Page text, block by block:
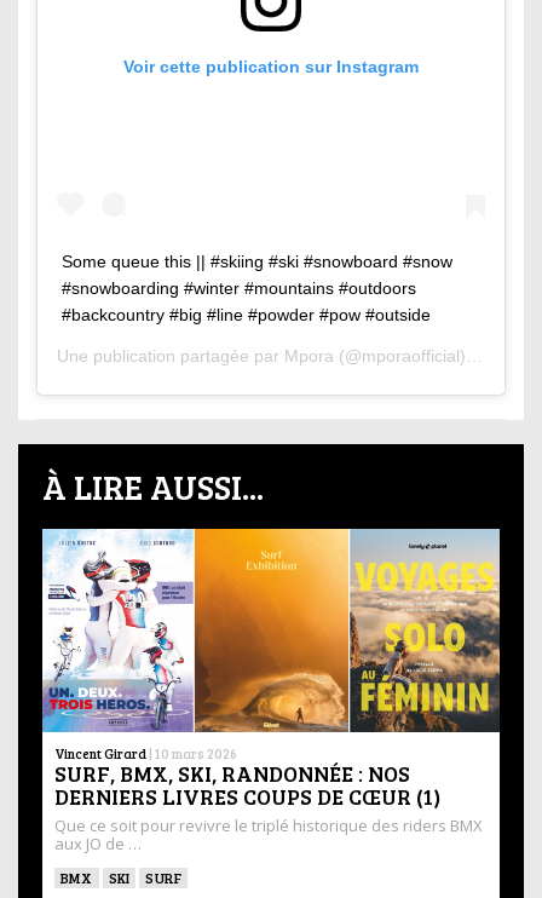
Voir cette publication sur Instagram
Some queue this || #skiing #ski #snowboard #snow
#snowboarding #winter #mountains #outdoors
#backcountry #big #line #powder #pow #outside
Une publication partagée par Mpora (@mporaofficial) le
À LIRE AUSSI...
Vincent Girard | 10 mars 2026
SURF, BMX, SKI, RANDONNÉE : NOS
DERNIERS LIVRES COUPS DE CŒUR (1)
Que ce soit pour revivre le triplé historique des riders BMX
aux JO de …
BMX SKI SURF